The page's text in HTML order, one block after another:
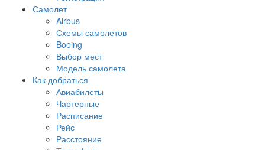
Самолет
Airbus
Схемы самолетов
Boeing
Выбор мест
Модель самолета
Как добраться
Авиабилеты
Чартерные
Расписание
Рейс
Расстояние